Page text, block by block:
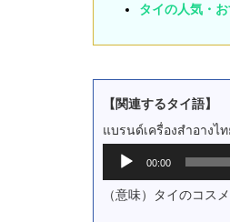
タイの人気・
【関連するタイ語】
แบรนด์เครื่องสำอางไ
プ
レ
00:00
（意味）タイのコス